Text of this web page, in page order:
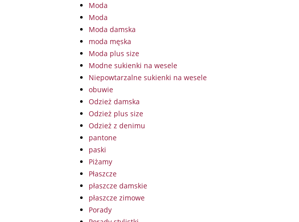
Moda
Moda
Moda damska
moda męska
Moda plus size
Modne sukienki na wesele
Niepowtarzalne sukienki na wesele
obuwie
Odzież damska
Odzież plus size
Odzież z denimu
pantone
paski
Piżamy
Płaszcze
płaszcze damskie
płaszcze zimowe
Porady